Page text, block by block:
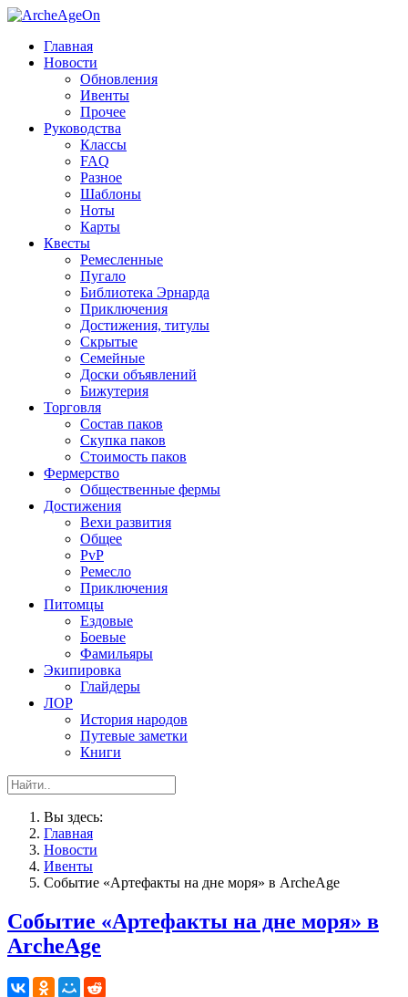
Главная
Новости
Обновления
Ивенты
Прочее
Руководства
Классы
FAQ
Разное
Шаблоны
Ноты
Карты
Квесты
Ремесленные
Пугало
Библиотека Эрнарда
Приключения
Достижения, титулы
Скрытые
Семейные
Доски объявлений
Бижутерия
Торговля
Состав паков
Скупка паков
Стоимость паков
Фермерство
Общественные фермы
Достижения
Вехи развития
Общее
PvP
Ремесло
Приключения
Питомцы
Ездовые
Боевые
Фамильяры
Экипировка
Глайдеры
ЛОР
История народов
Путевые заметки
Книги
Вы здесь:
Главная
Новости
Ивенты
Событие «Артефакты на дне моря» в ArcheAge
Событие «Артефакты на дне моря» в
ArcheAge